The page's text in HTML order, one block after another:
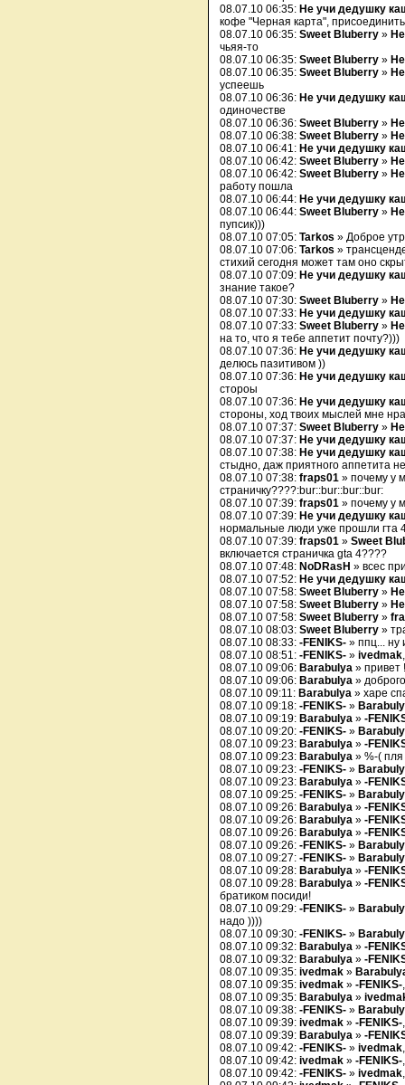
08.07.10 06:35: Не учи дедушку
кофе "Черная карта",
08.07.10 06:35: Sweet Bluberry »
чьяя-то
08.07.10 06:35: Sweet Bluberry »
08.07.10 06:35: Sweet Bluberry »
успеешь
08.07.10 06:36: Не учи дедушку
одиночестве
08.07.10 06:36: Sweet Bluberry »
08.07.10 06:38: Sweet Bluberry »
08.07.10 06:41: Не учи дедушку
08.07.10 06:42: Sweet Bluberry »
08.07.10 06:42: Sweet Bluberry »
работу пошла
08.07.10 06:44: Не учи дедушку
08.07.10 06:44: Sweet Bluberry »
пупсик)))
08.07.10 07:05: Tarkos » Доброе
08.07.10 07:06: Tarkos »
стихий сегодня может там оно
08.07.10 07:09: Не учи дедушку
знание такое?
08.07.10 07:30: Sweet Bluberry »
08.07.10 07:33: Не учи дедушку
08.07.10 07:33: Sweet Bluberry »
на то, что я тебе аппетит почту?)))
08.07.10 07:36: Не учи дедушку
делюсь пазитивом ))
08.07.10 07:36: Не учи дедушку
стороы
08.07.10 07:36: Не учи дедушку
стороны, ход твоих мыслей мне
08.07.10 07:37: Sweet Bluberry »
08.07.10 07:37: Не учи дедушку
08.07.10 07:38: Не учи дедушку
стыдно, даж приятного аппетита
08.07.10 07:38: fraps01 » почему у
страничку????:bur::bur::bur::bur:
08.07.10 07:39: fraps01 » почему у
08.07.10 07:39: Не учи дедушку
нормальные люди уже прошли гта
08.07.10 07:39: fraps01 » Sweet
включается страничка gta 4????
08.07.10 07:48: NoDRasH » всес
08.07.10 07:52: Не учи дедушку
08.07.10 07:58: Sweet Bluberry »
08.07.10 07:58: Sweet Bluberry »
08.07.10 07:58: Sweet Bluberry »
08.07.10 08:03: Sweet Bluberry »
08.07.10 08:33: -FENIKS- » ппц... ну
08.07.10 08:51: -FENIKS- » ivedmak
08.07.10 09:06: Barabulya » привет !
08.07.10 09:06: Barabulya »
08.07.10 09:11: Barabulya » харе
08.07.10 09:18: -FENIKS- »
08.07.10 09:19: Barabulya » -
08.07.10 09:20: -FENIKS- »
08.07.10 09:23: Barabulya » -
08.07.10 09:23: Barabulya » %-(
08.07.10 09:23: -FENIKS- »
08.07.10 09:23: Barabulya » -
08.07.10 09:25: -FENIKS- »
08.07.10 09:26: Barabulya » -
08.07.10 09:26: Barabulya » -
08.07.10 09:26: Barabulya » -
08.07.10 09:26: -FENIKS- »
08.07.10 09:27: -FENIKS- »
08.07.10 09:28: Barabulya » -
08.07.10 09:28: Barabulya » -
братиком посиди!
08.07.10 09:29: -FENIKS- »
надо ))))
08.07.10 09:30: -FENIKS- »
08.07.10 09:32: Barabulya » -
08.07.10 09:32: Barabulya » -
08.07.10 09:35: ivedmak »
08.07.10 09:35: ivedmak » -FENIKS-
08.07.10 09:35: Barabulya »
08.07.10 09:38: -FENIKS- »
08.07.10 09:39: ivedmak » -FENIKS-
08.07.10 09:39: Barabulya » -
08.07.10 09:42: -FENIKS- » ivedmak
08.07.10 09:42: ivedmak » -FENIKS-
08.07.10 09:42: -FENIKS- » ivedmak